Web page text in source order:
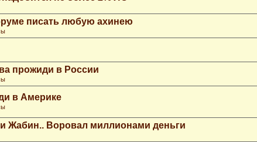
писать любую ахинею
прожиди в России
в Америке
Жабин.. Воровал миллионами деньги